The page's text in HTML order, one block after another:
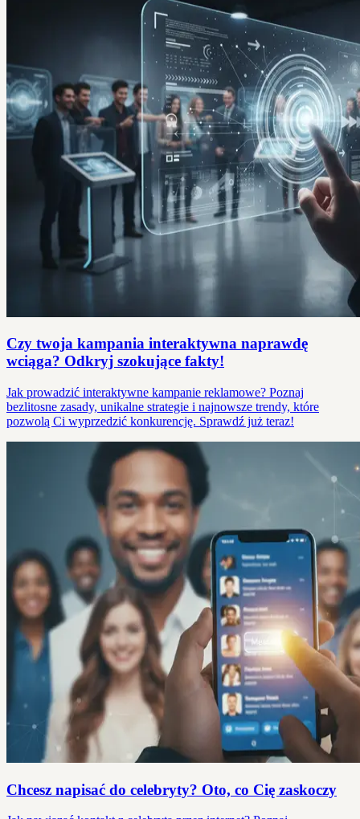
Czy twoja kampania interaktywna naprawdę
wciąga? Odkryj szokujące fakty!
Jak prowadzić interaktywne kampanie reklamowe? Poznaj
bezlitosne zasady, unikalne strategie i najnowsze trendy, które
pozwolą Ci wyprzedzić konkurencję. Sprawdź już teraz!
Chcesz napisać do celebryty? Oto, co Cię zaskoczy